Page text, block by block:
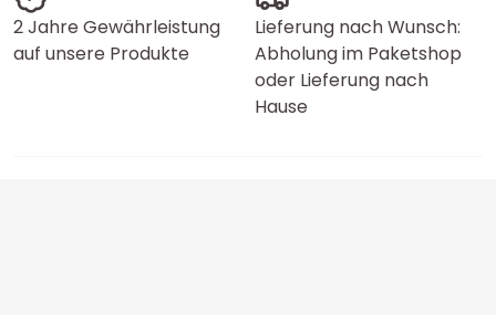
2 Jahre Gewährleistung
auf unsere Produkte
Lieferung nach Wunsch:
Abholung im Paketshop
oder Lieferung nach
Hause